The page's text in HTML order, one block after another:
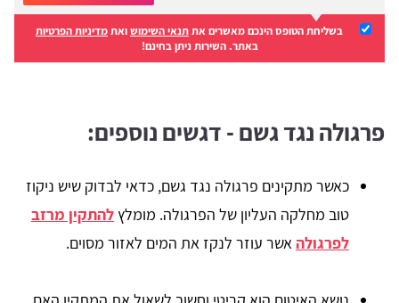
בשליחת הטופס הינכם מאשרים אתתנאי השימושואתמדיניות הפרטיות
באתר. השירות ניתן בחינם!
פרגולה נגד גשם - דגשים נוספים:
כאשר מתקינים פרגולה נגד גשם, כדאי לבדוק שיש ניקוז
טוב מחלקה העליון של הפרגולה. מומלץ להתקין מרזב
לפרגולהאשר עוזר לנקז את המים לאזור מסוים.